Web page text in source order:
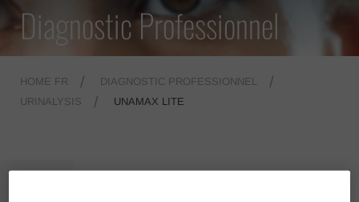
Diagnostic Professionnel
HOME FR
DIAGNOSTIC PROFESSIONNEL
URINALYSIS
UNAMAX LITE